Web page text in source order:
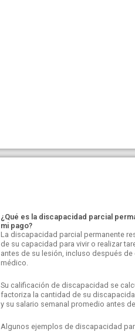
¿Qué es la discapacidad parcial
mi pago?
La discapacidad parcial permanente
de su capacidad para vivir o realizar
antes de su lesión, incluso después
médico.
Su calificación de discapacidad se
factoriza la cantidad de su
y su salario semanal promedio antes
Algunos ejemplos de discapacidad